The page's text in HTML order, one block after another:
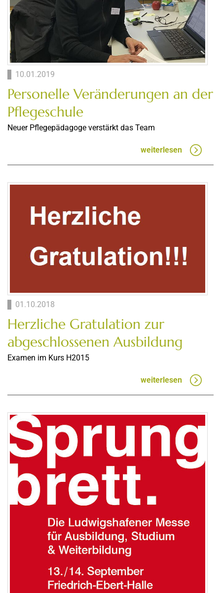
10.01.2019
Personelle Veränderungen an der
Pflegeschule
Neuer Pflegepädagoge verstärkt das Team
weiterlesen
01.10.2018
Herzliche Gratulation zur
abgeschlossenen Ausbildung
Examen im Kurs H2015
weiterlesen